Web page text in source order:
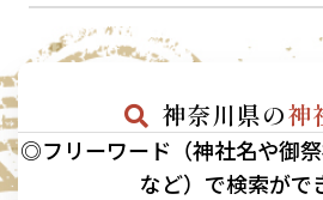
神奈川県の神
◎フリーワード（神社名や御
など）で検索がで